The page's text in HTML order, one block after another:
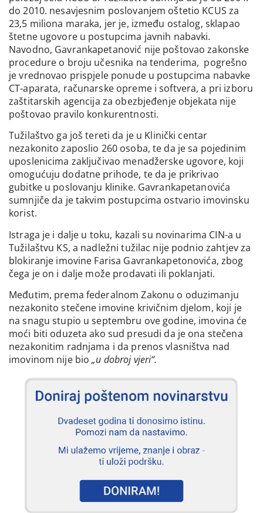
do 2010. nesavjesnim poslovanjem oštetio KCUS za
23,5 miliona maraka, jer je, između ostalog, sklapao
štetne ugovore u postupcima javnih nabavki.
Navodno, Gavrankapetanović nije poštovao zakonske
procedure o broju učesnika na tenderima, pogrešno
je vrednovao prispjele ponude u postupcima nabavke
CT-aparata, računarske opreme i softvera, a pri izboru
zaštitarskih agencija za obezbjeđenje objekata nije
poštovao pravilo konkurentnosti.
Tužilaštvo ga još tereti da je u Klinički centar
nezakonito zaposlio 260 osoba, te da je sa pojedinim
uposlenicima zaključivao menadžerske ugovore, koji
omogućuju dodatne prihode, te da je prikrivao
gubitke u poslovanju klinike. Gavrankapetanovića
sumnjiče da je takvim postupcima ostvario imovinsku
korist.
Istraga je i dalje u toku, kazali su novinarima CIN-a u
Tužilaštvu KS, a nadležni tužilac nije podnio zahtjev za
blokiranje imovine Farisa Gavrankapetonovića, zbog
čega je on i dalje može prodavati ili poklanjati.
Međutim, prema federalnom Zakonu o oduzimanju
nezakonito stečene imovine krivičnim djelom, koji je
na snagu stupio u septembru ove godine, imovina će
moći biti oduzeta ako sud presudi da je ona stečena
nezakonitim radnjama i da prenos vlasništva nad
imovinom nije bio„u dobroj vjeri“.